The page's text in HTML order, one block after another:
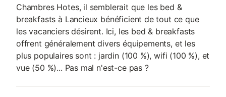
Chambres Hotes, il semblerait que les bed &
breakfasts à Lancieux bénéficient de tout ce que
les vacanciers désirent. Ici, les bed & breakfasts
offrent généralement divers équipements, et les
plus populaires sont : jardin (100 %), wifi (100 %), et
vue (50 %)... Pas mal n'est-ce pas ?